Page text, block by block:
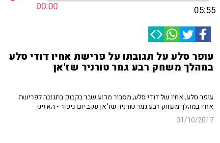
00:00 05:55
עופר סלע על תגובתו על פרישת אחיו דודי סלע
במהלך משחק רבע גמר טורניר שז'אן
עופר סלע, אחיו של דודי סלע, מסביר מדוע שבר בקבוק בתגובה לפרישת
אחיו במהלך משחק רבע גמר טורניר שז'אן עקב יום כיפור - האזינו
01/10/2017